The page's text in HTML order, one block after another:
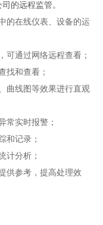
的远程监管。
在线仪表、设备的运
通过网络远程查看；
和查看；
线图等效果进行直观
实时报警；
记录；
分析；
参考，提高处理效